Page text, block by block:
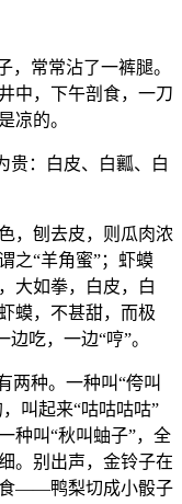
，常常沾了一裤腿。
中，下午剖食，一刀
凉的。
贵：白皮、白瓤、白
，刨去皮，则瓜肉浓
之“羊角蜜”；虾蟆
大如拳，白皮，白
蟆，不甚甜，而极
吃，一边“哼”。
两种。一种叫“侉叫
叫起来“咕咕咕咕”
种叫“秋叫蚰子”，全
。别出声，金铃子在
食——鸭梨切成小骰子